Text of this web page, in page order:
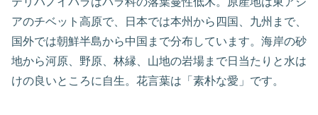
アのチベット高原で、日本では本州から四国、九州まで、
国外では朝鮮半島から中国まで分布しています。海岸の砂
地から河原、野原、林縁、山地の岩場まで日当たりと水は
けの良いところに自生。花言葉は「素朴な愛」です。